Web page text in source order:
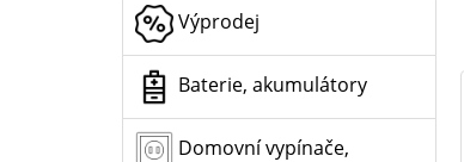
Výprodej
Baterie, akumulátory
Domovní vypínače,